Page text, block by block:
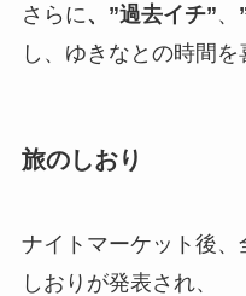
さらに、”過去イチ”、
し、ゆきなとの時間を
旅のしおり
ナイトマーケット後
しおりが発表され、